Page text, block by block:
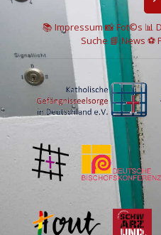
📚 Impressum📸Fot©s 📊
Suche 📘 News ⚽